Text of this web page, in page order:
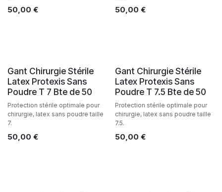
50,00 € 50,00 €
Gant Chirurgie Stérile
Latex Protexis Sans
Poudre T 7 Bte de 50
Protection stérile optimale pour
chirurgie, latex sans poudre taille
7.
50,00 €
Gant Chirurgie Stérile
Latex Protexis Sans
Poudre T 7.5 Bte de 50
Protection stérile optimale pour
chirurgie, latex sans poudre taille
7.5.
50,00 €